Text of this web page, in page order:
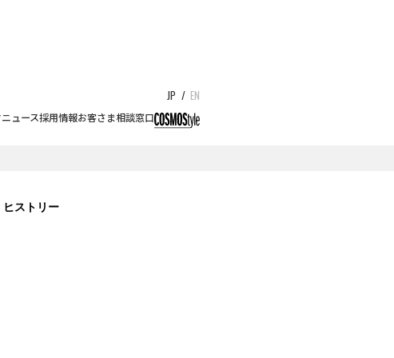
ニュース採用情報お客さま相談窓口
JP / EN
ヒストリー